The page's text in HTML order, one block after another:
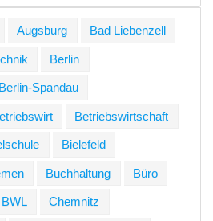
Augsburg Bad Liebenzell
Berlin
Berlin-Spandau
Betriebswirtschaft
Bielefeld
Buchhaltung Büro
BWL Chemnitz